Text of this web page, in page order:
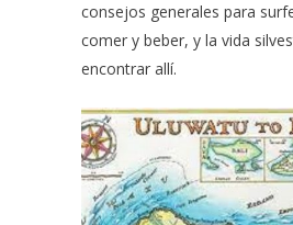
consejos generales para
comer y beber, y la vida
encontrar allí.